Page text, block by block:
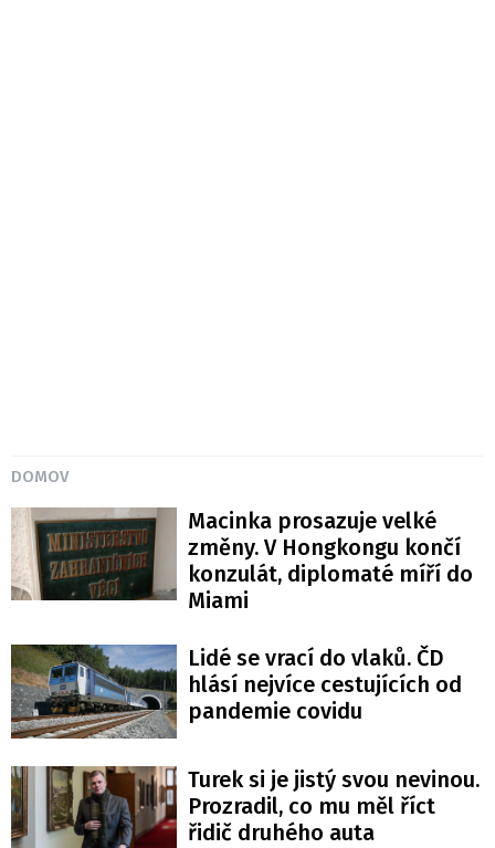
DOMOV
Macinka prosazuje velké
změny. V Hongkongu končí
konzulát, diplomaté míří do
Miami
Lidé se vrací do vlaků. ČD
hlásí nejvíce cestujících od
pandemie covidu
Turek si je jistý svou nevinou.
Prozradil, co mu měl říct
řidič druhého auta